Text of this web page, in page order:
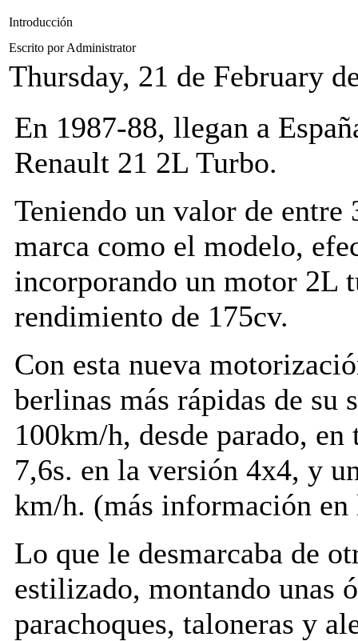
Introducción
Escrito por Administrator
Thursday, 21 de February
En 1987-88, llegan a
Renault 21 2L Turbo.
Teniendo un valor de
marca como el modelo,
incorporando un motor 2L
rendimiento de 175cv.
Con esta nueva
berlinas más rápidas de su
100km/h, desde parado,
7,6s. en la versión 4x4, y
km/h. (más información en
Lo que le desmarcaba de
estilizado, montando unas
parachoques, taloneras y